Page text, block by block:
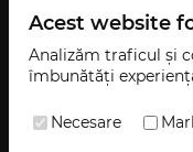
Acest website
Analizăm traficul și
îmbunătăți
Necesare
Termeni și condiții
Politica de
Politică de ridicare din
Livrare și retur